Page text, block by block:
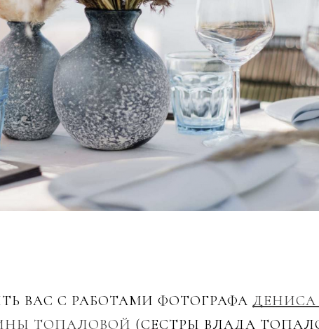
ВАС С РАБОТАМИ ФОТОГРАФА
ТОПАЛОВОЙ (СЕСТРЫ ВЛАДА